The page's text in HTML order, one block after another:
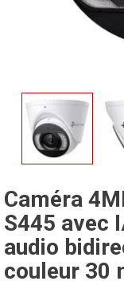
Caméra
S445 avec
audio
couleur 30